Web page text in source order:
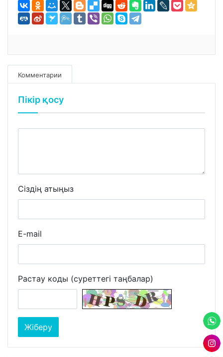
Комментарии
Пікір қосу
Сіздің атыңыз
E-mail
Растау коды (суреттегі таңбалар)